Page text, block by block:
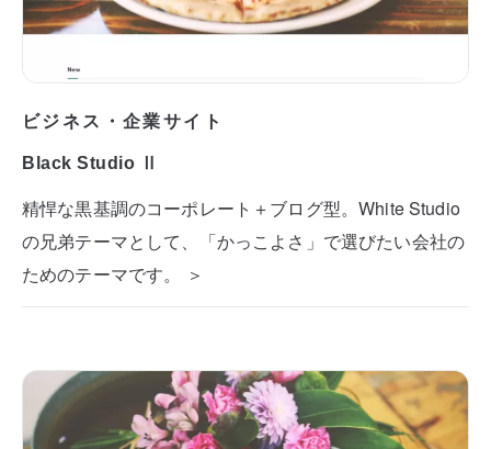
ビジネス・企業サイト
Black Studio Ⅱ
精悍な黒基調のコーポレート＋ブログ型。White Studio
の兄弟テーマとして、「かっこよさ」で選びたい会社の
ためのテーマです。 ＞